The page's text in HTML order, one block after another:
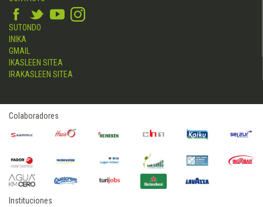
SUTONDO
INIKA
GMAIL
IKASLEEN SITEA
IRAKASLEEN SITEA
Colaboradores
Instituciones